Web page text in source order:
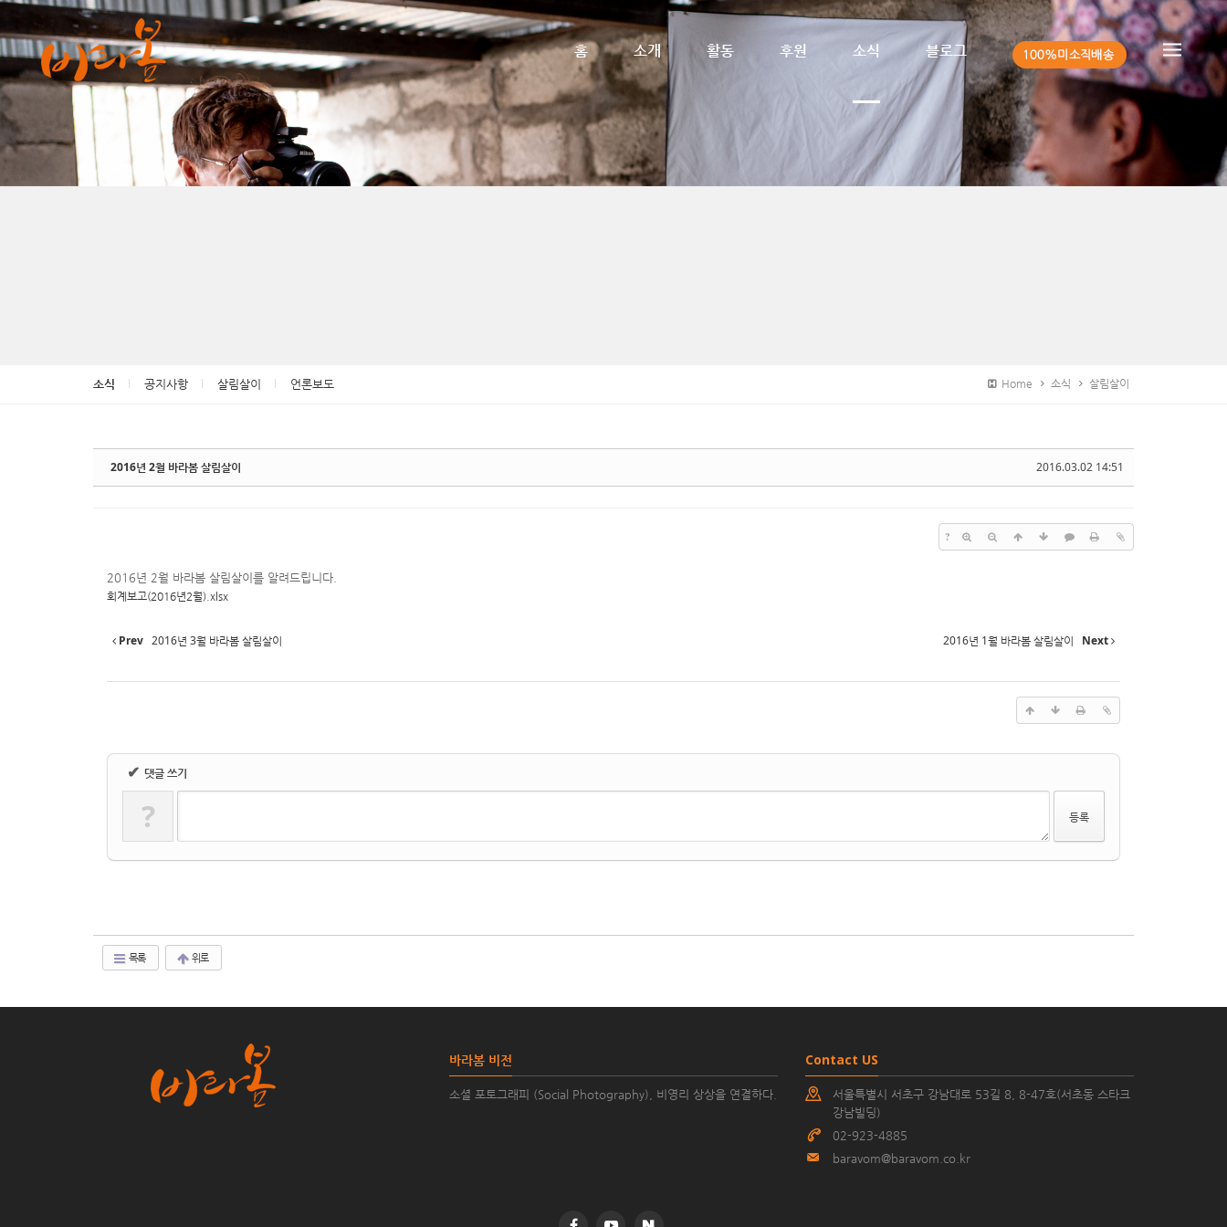
홈 소개 활동 후원 소식 블로그
소식 공지사항 살림살이 언론보도 Home 소식 살림살이
2016.03.02 14:51
2016년 2월 바라봄 살림살이
?
2016년 2월 바라봄 살림살이를 알려드립니다.
회계보고(2016년2월).xlsx
Prev 2016년 3월 바라봄 살림살이 2016년 1월 바라봄 살림살이 Next
✔ 댓글 쓰기
?
목록 위로
바라봄 비전
소셜 포토그래피 (Social Photography), 비영리 상상을 연결하다.
Contact US
서울특별시 서초구 강남대로 53길 8, 8-47호(서초동 스타크
강남빌딩)
02-923-4885
baravom@baravom.co.kr